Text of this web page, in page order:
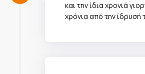
και την ίδια χρονιά
χρόνια από την ίδρυσή